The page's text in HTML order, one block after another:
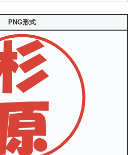
PNG形式